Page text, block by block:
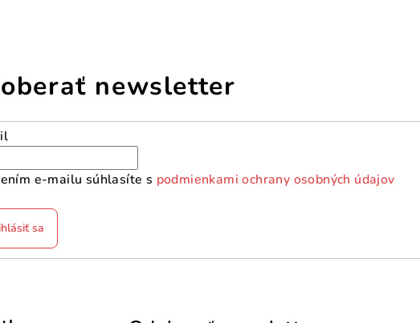
newsletter
e-mailu súhlasíte s podmienkami ochrany osobných údajov
sa